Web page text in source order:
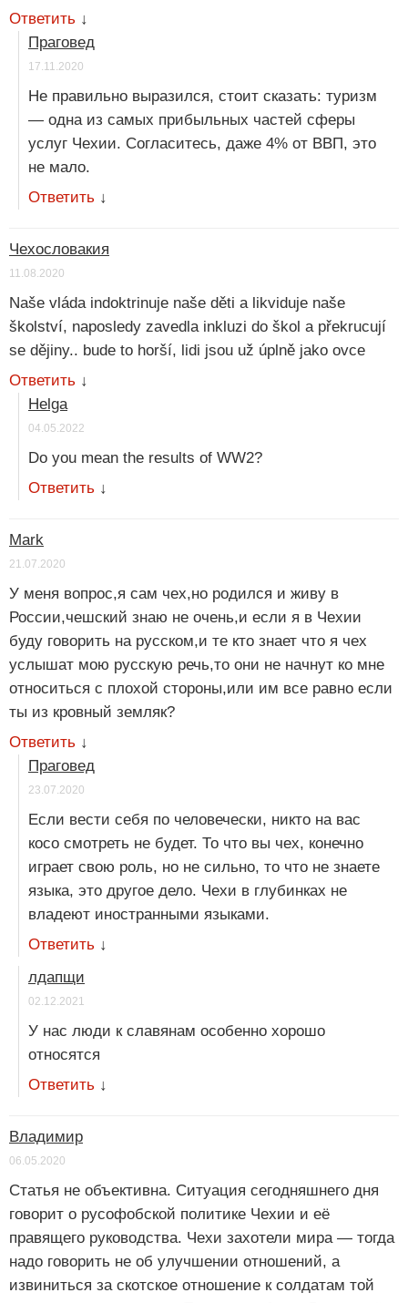
Ответить ↓
Праговед
17.11.2020
Не правильно выразился, стоит сказать: туризм
— одна из самых прибыльных частей сферы
услуг Чехии. Согласитесь, даже 4% от ВВП, это
не мало.
Ответить ↓
Чехословакия
11.08.2020
Naše vláda indoktrinuje naše děti a likviduje naše
školství, naposledy zavedla inkluzi do škol a překrucují
se dějiny.. bude to horší, lidi jsou už úplně jako ovce
Ответить ↓
Helga
04.05.2022
Do you mean the results of WW2?
Ответить ↓
Mark
21.07.2020
У меня вопрос,я сам чех,но родился и живу в
России,чешский знаю не очень,и если я в Чехии
буду говорить на русском,и те кто знает что я чех
услышат мою русскую речь,то они не начнут ко мне
относиться с плохой стороны,или им все равно если
ты из кровный земляк?
Ответить ↓
Праговед
23.07.2020
Если вести себя по человечески, никто на вас
косо смотреть не будет. То что вы чех, конечно
играет свою роль, но не сильно, то что не знаете
языка, это другое дело. Чехи в глубинках не
владеют иностранными языками.
Ответить ↓
лдапщи
02.12.2021
У нас люди к славянам особенно хорошо
относятся
Ответить ↓
Владимир
06.05.2020
Статья не объективна. Ситуация сегодняшнего дня
говорит о русофобской политике Чехии и её
правящего руководства. Чехи захотели мира — тогда
надо говорить не об улучшении отношений, а
извиниться за скотское отношение к солдатам той